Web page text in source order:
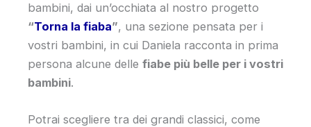
bambini, dai un’occhiata al nostro progetto
“Torna la fiaba”, una sezione pensata per i
vostri bambini, in cui Daniela racconta in prima
persona alcune delle fiabe più belle per i vostri
bambini.
Potrai scegliere tra dei grandi classici, come